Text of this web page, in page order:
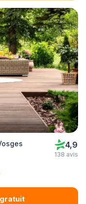
4,9
138 avis